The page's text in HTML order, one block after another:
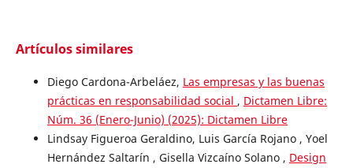
Artículos similares
Diego Cardona-Arbeláez, Las empresas y las buenas
prácticas en responsabilidad social , Dictamen Libre:
Núm. 36 (Enero-Junio) (2025): Dictamen Libre
Lindsay Figueroa Geraldino, Luis García Rojano , Yoel
Hernández Saltarín , Gisella Vizcaíno Solano , Design